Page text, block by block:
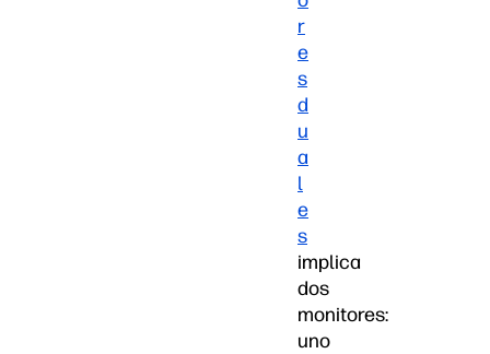
r
e
s
d
u
a
l
e
s
implica
dos
monitores:
uno